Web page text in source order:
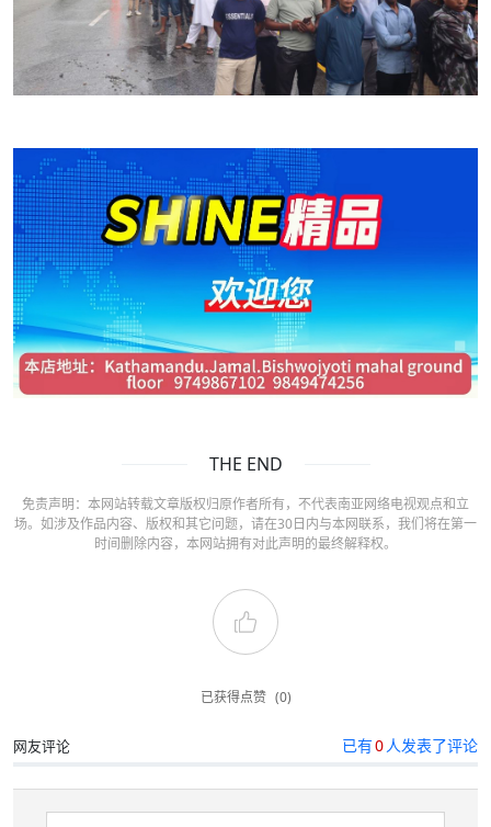
THE END
免责声明：本网站转载文章版权归原作者所有，不代表南亚网络电视观点和立
场。如涉及作品内容、版权和其它问题，请在30日内与本网联系，我们将在第一
时间删除内容，本网站拥有对此声明的最终解释权。
已获得点赞 (0)
网友评论 已有0人发表了评论